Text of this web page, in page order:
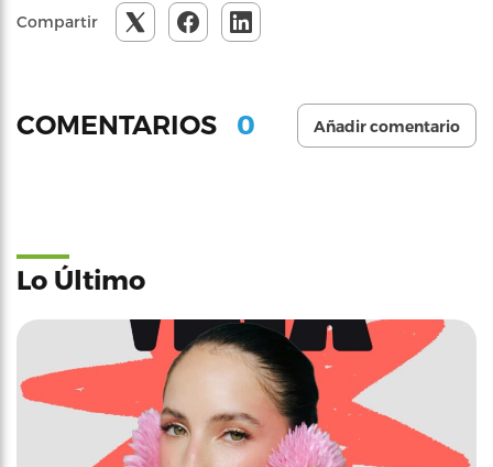
Compartir
COMENTARIOS 0 Añadir comentario
Lo Último